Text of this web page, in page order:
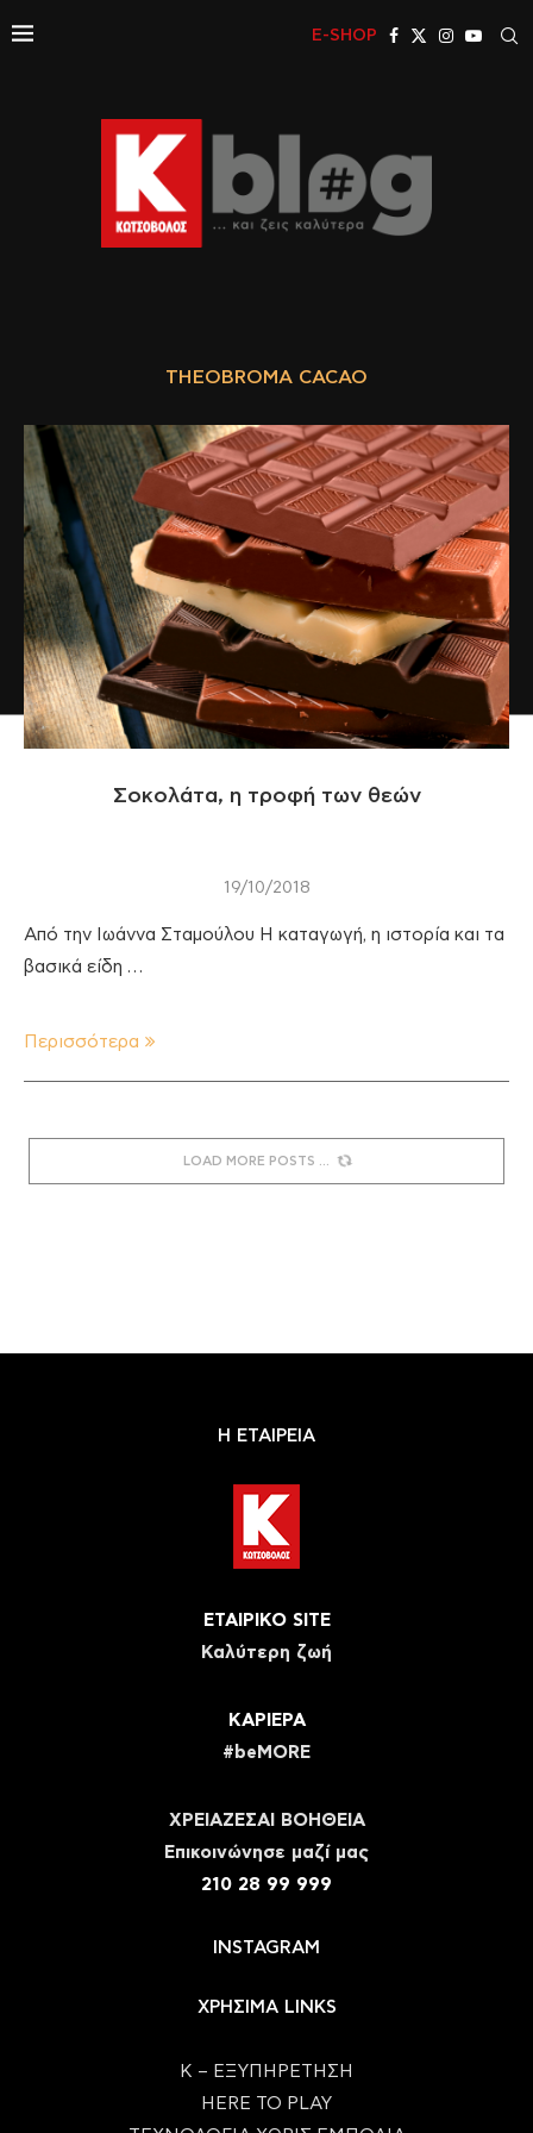
E-SHOP
THEOBROMA CACAO
Σοκολάτα, η τροφή των θεών
19/10/2018
Από την Ιωάννα Σταμούλου Η καταγωγή, η ιστορία και τα
βασικά είδη …
Περισσότερα
LOAD MORE POSTS
Η ΕΤΑΙΡΕΙΑ
ΕΤΑΙΡΙΚΟ SITE
Καλύτερη ζωή
ΚΑΡΙΕΡΑ
#beMORE
ΧΡΕΙΑΖΕΣΑΙ ΒΟΗΘΕΙΑ
Eπικοινώνησε μαζί μας
210 28 99 999
INSTAGRAM
ΧΡΗΣΙΜΑ LINKS
Κ – ΕΞΥΠΗΡΕΤΗΣΗ
HERE TO PLAY